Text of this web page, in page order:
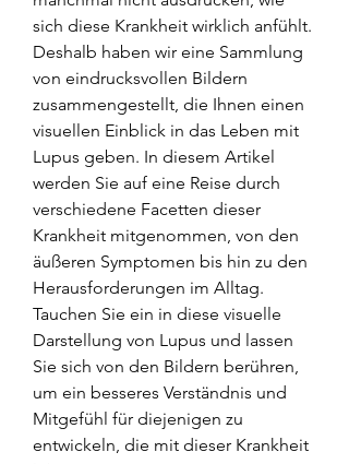
sich diese Krankheit wirklich anfühlt.
Deshalb haben wir eine Sammlung
von eindrucksvollen Bildern
zusammengestellt, die Ihnen einen
visuellen Einblick in das Leben mit
Lupus geben. In diesem Artikel
werden Sie auf eine Reise durch
verschiedene Facetten dieser
Krankheit mitgenommen, von den
äußeren Symptomen bis hin zu den
Herausforderungen im Alltag.
Tauchen Sie ein in diese visuelle
Darstellung von Lupus und lassen
Sie sich von den Bildern berühren,
um ein besseres Verständnis und
Mitgefühl für diejenigen zu
entwickeln, die mit dieser Krankheit